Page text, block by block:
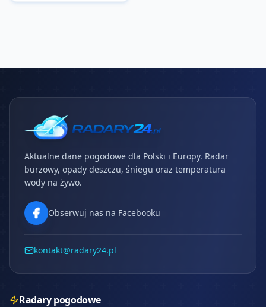
Aktualne dane pogodowe dla Polski i Europy. Radar
burzowy, opady deszczu, śniegu oraz temperatura
wody na żywo.
Obserwuj nas na Facebooku
kontakt@radary24.pl
Radary pogodowe